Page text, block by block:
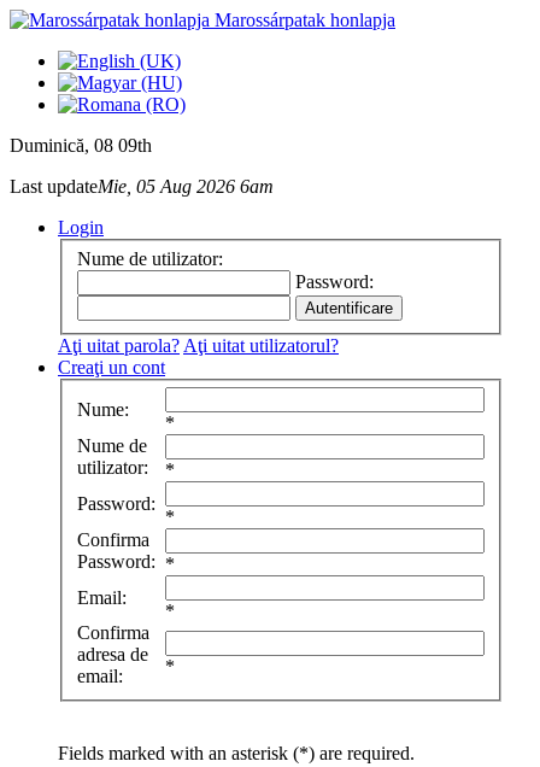
Marossárpatak honlapja
Duminică, 08 09th
Last updateMie, 05 Aug 2026 6am
Login
Nume de utilizator:
Password:
Aţi uitat parola? Aţi uitat utilizatorul?
Creaţi un cont
Nume:
*
Nume de
utilizator:
*
Password:
*
Confirma
Password: *
Email:
*
Confirma
adresa de
email:
*
Fields marked with an asterisk (*) are required.